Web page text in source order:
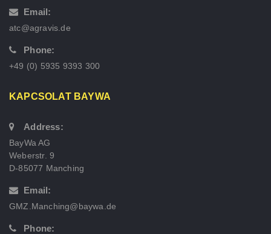
Email:
atc@agravis.de
Phone:
+49 (0) 5935 9393 300
KAPCSOLAT BAYWA
Address:
BayWa AG
Weberstr. 9
D-85077 Manching
Email:
GMZ.Manching@baywa.de
Phone: